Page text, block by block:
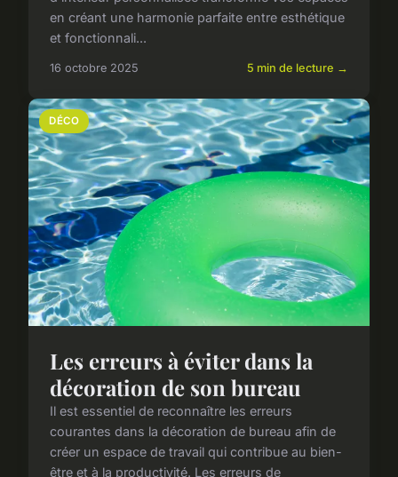
en créant une harmonie parfaite entre esthétique
et fonctionnali...
16 octobre 2025 5 min de lecture →
DÉCO
Les erreurs à éviter dans la
décoration de son bureau
Il est essentiel de reconnaître les erreurs
courantes dans la décoration de bureau afin de
créer un espace de travail qui contribue au bien-
être et à la productivité. Les erreurs de